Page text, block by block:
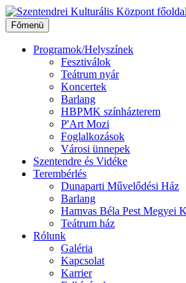
Ugrás
a
tartalomhoz
Főmenü
Programok/Helyszínek
Fesztiválok
Teátrum nyár
Koncertek
Barlang
HBPMK színházterem
P'Art Mozi
Foglalkozások
Városi ünnepek
Szentendre és Vidéke
Terembérlés
Dunaparti Művelődési Ház
Barlang
Hamvas Béla Pest Megyei
Teátrum ház
Rólunk
Galéria
Kapcsolat
Karrier